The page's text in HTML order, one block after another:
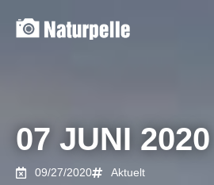
07 JUNI 2020
09/27/2020 Aktuelt